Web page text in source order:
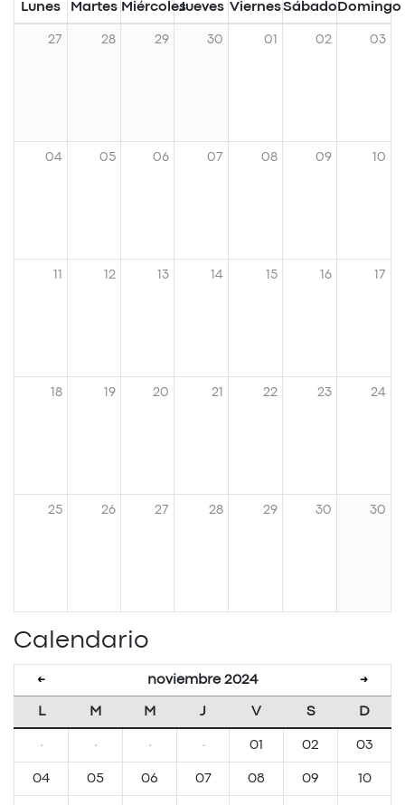
Lunes Martes MiércolesJueves ViernesSábado Domingo
27 28 29 30 01 02 03
04 05 06 07 08 09 10
11 12 13 14 15 16 17
18 19 20 21 22 23 24
25 26 27 28 29 30 30
Calendario
← noviembre 2024 →
L M M J V S D
· · · · 01 02 03
04 05 06 07 08 09 10